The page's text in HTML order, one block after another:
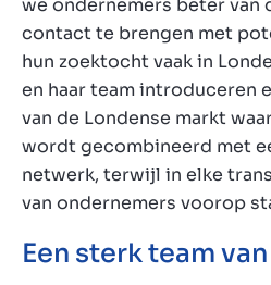
we ondernemers beter van
contact te brengen met
hun zoektocht vaak in
en haar team introduceren
van de Londense markt
wordt gecombineerd met
netwerk, terwijl in elke
van ondernemers voorop
Een sterk team